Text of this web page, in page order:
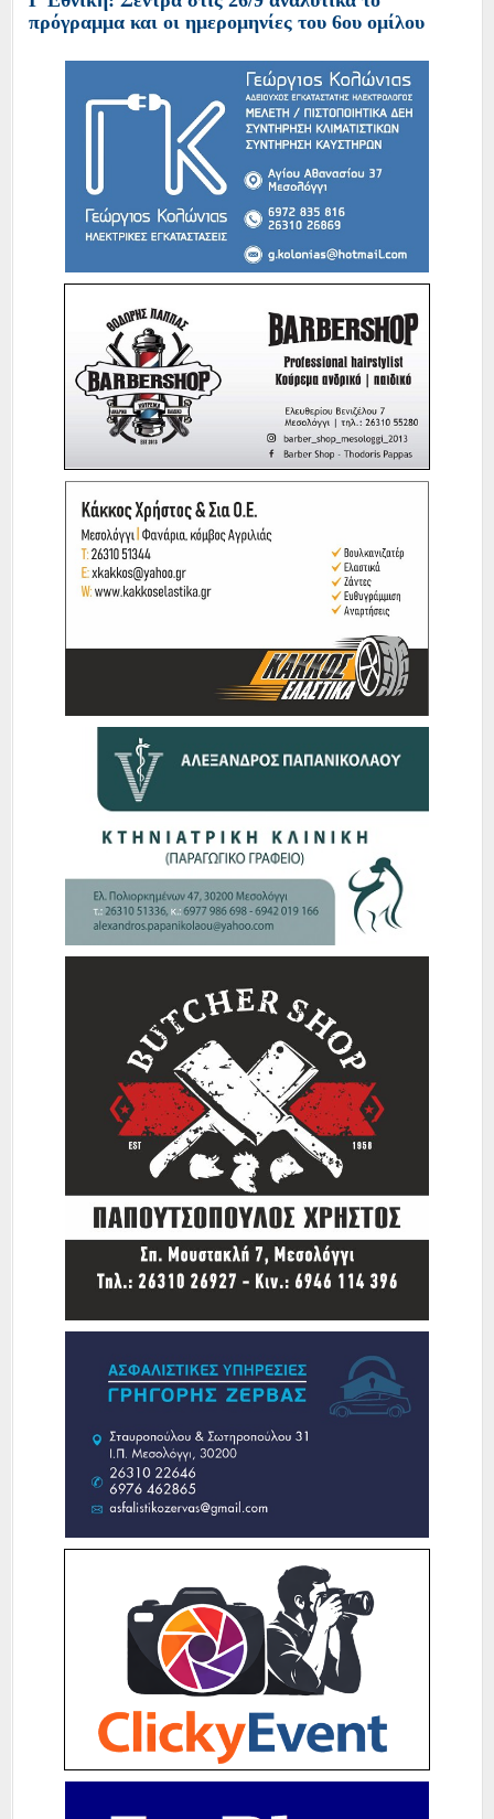
πρόγραμμα και οι ημερομηνίες του 6ου ομίλου